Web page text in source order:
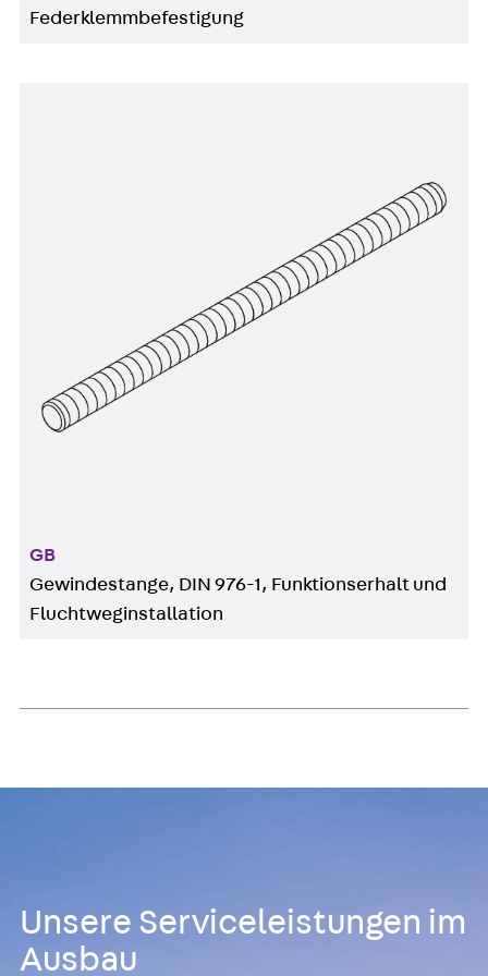
Federklemmbefestigung
GB
Gewindestange, DIN 976-1, Funktionserhalt und
Fluchtweginstallation
Unsere Serviceleistungen im
Ausbau